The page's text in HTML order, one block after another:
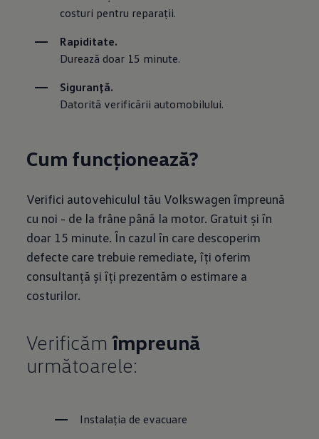
costuri pentru reparații.
Rapiditate.
Durează doar 15 minute.
Siguranță.
Datorită verificării automobilului.
Cum funcționează?
Verifici autovehiculul tău Volkswagen împreună
cu noi - de la frâne până la motor. Gratuit și în
doar 15 minute. În cazul în care descoperim
defecte care trebuie remediate, îți oferim
consultanță și îți prezentăm o estimare a
costurilor.
Verificămîmpreună
următoarele:
Instalația de evacuare